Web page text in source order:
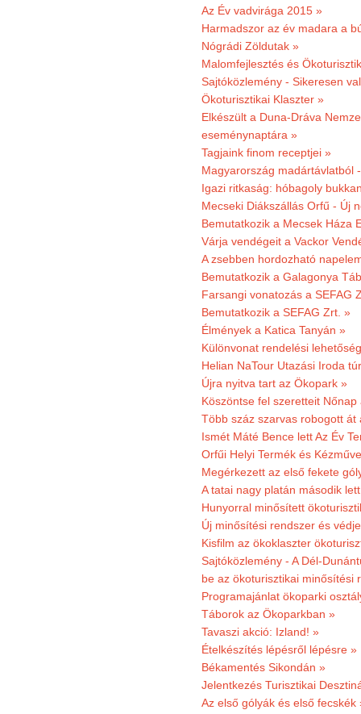
Az Év vadvirága 2015 »
Harmadszor az év madara a
Nógrádi Zöldutak »
Malomfejlesztés és
Sajtóközlemény - Sikeresen
Ökoturisztikai Klaszter »
Elkészült a Duna-Dráva
eseménynaptára »
Tagjaink finom receptjei »
Magyarország madártávlatból
Igazi ritkaság: hóbagoly
Mecseki Diákszállás Orfű - Új
Bemutatkozik a Mecsek Háza
Várja vendégeit a Vackor
A zsebben hordozható
Bemutatkozik a Galagonya
Farsangi vonatozás a SEFAG
Bemutatkozik a SEFAG Zrt. »
Élmények a Katica Tanyán »
Különvonat rendelési
Helian NaTour Utazási Iroda
Újra nyitva tart az Ökopark »
Köszöntse fel szeretteit
Több száz szarvas robogott át
Ismét Máté Bence lett Az Év
Orfűi Helyi Termék és
Megérkezett az első fekete
A tatai nagy platán második
Hunyorral minősített
Új minősítési rendszer és
Kisfilm az ökoklaszter
Sajtóközlemény - A Dél-
be az ökoturisztikai minősítési
Programajánlat ökoparki
Táborok az Ökoparkban »
Tavaszi akció: Izland! »
Ételkészítés lépésről lépésre »
Békamentés Sikondán »
Jelentkezés Turisztikai
Az első gólyák és első fecskék